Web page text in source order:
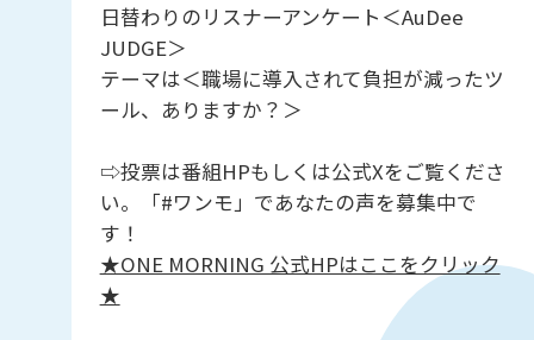
日替わりのリスナーアンケート＜AuDee
JUDGE＞
テーマは＜職場に導入されて負担が減ったツ
ール、ありますか？＞
⇨投票は番組HPもしくは公式Xをご覧くださ
い。「#ワンモ」であなたの声を募集中で
す！
★ONE MORNING 公式HPはここをクリック
★